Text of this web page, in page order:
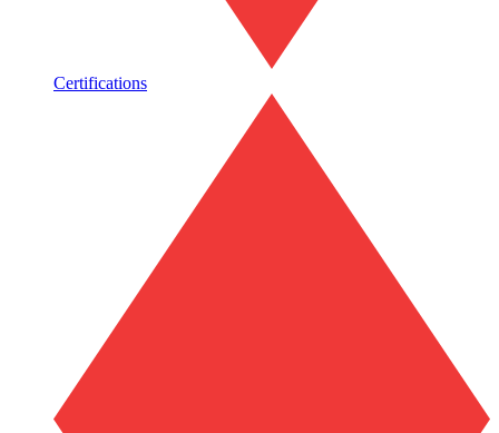
Certifications